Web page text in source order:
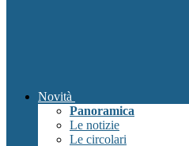
Novità
Panoramica
Le notizie
Le circolari